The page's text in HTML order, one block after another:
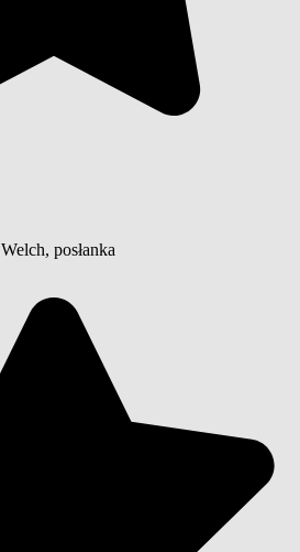
Welch, posłanka